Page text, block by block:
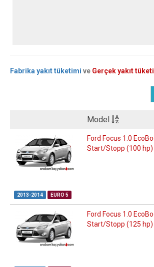
Fabrika yakıt tüketimi ve Gerçek yakıt
Model
Ford Focus 1.0
Start/Stopp (100 hp)
2013-2014 EURO 5
Ford Focus 1.0
Start/Stopp (125 hp)